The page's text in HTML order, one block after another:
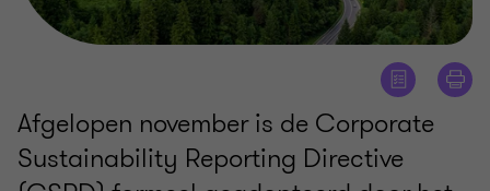
Afgelopen november is de Corporate
Sustainability Reporting Directive